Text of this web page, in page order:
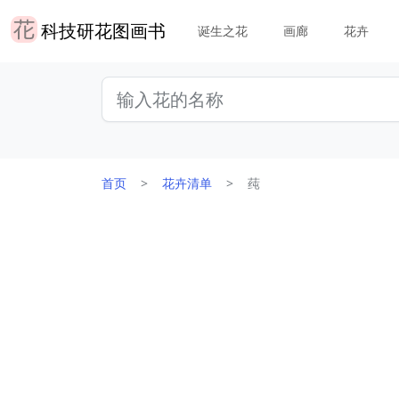
科技研花图画书 诞生之花 画廊 花卉
首页 花卉清单 莼